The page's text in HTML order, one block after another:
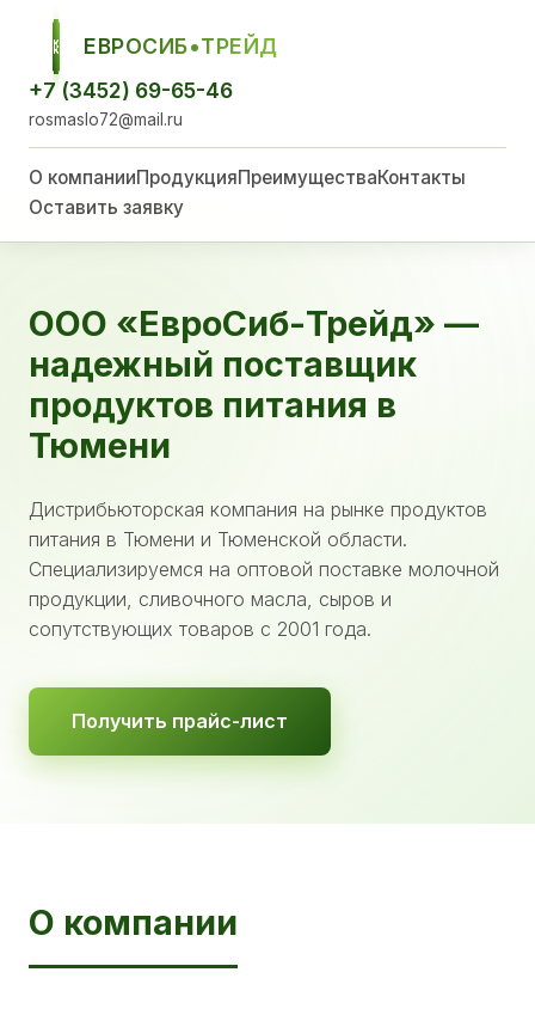
ЕСТ
ЕВРОСИБ•ТРЕЙД
+7 (3452) 69-65-46
rosmaslo72@mail.ru
О компанииПродукцияПреимуществаКонтакты
Оставить заявку
ООО «ЕвроСиб-Трейд» —
надежный поставщик
продуктов питания в
Тюмени
Дистрибьюторская компания на рынке продуктов
питания в Тюмени и Тюменской области.
Специализируемся на оптовой поставке молочной
продукции, сливочного масла, сыров и
сопутствующих товаров с 2001 года.
Получить прайс-лист
О компании